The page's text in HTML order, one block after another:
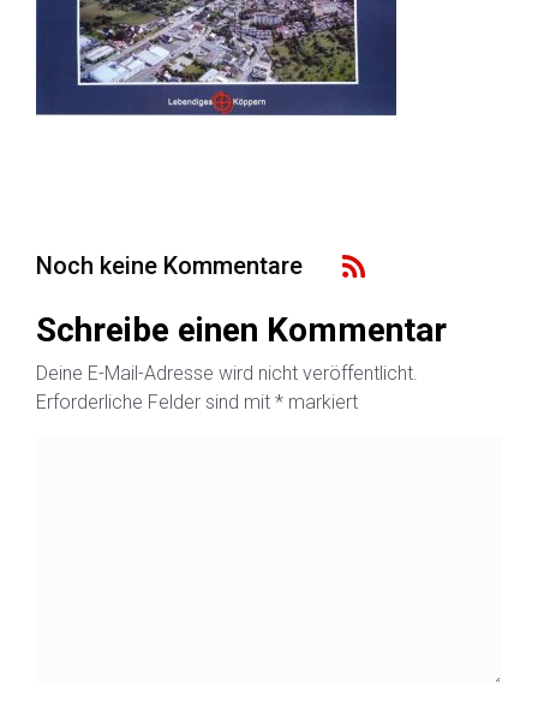
Noch keine Kommentare
Schreibe einen Kommentar
Deine E-Mail-Adresse wird nicht veröffentlicht.
Erforderliche Felder sind mit * markiert